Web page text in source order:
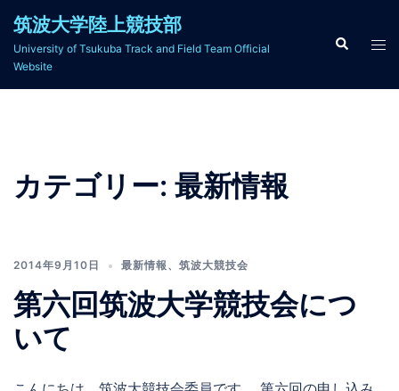
筑波大学陸上競技部
University of Tsukuba Track and Field Team Official
Website
検
索
ト
ル
カテゴリー: 最新情報
2014年9月10日 最新情報 、 筑波大競技会
第六回筑波大学競技会につ
いて